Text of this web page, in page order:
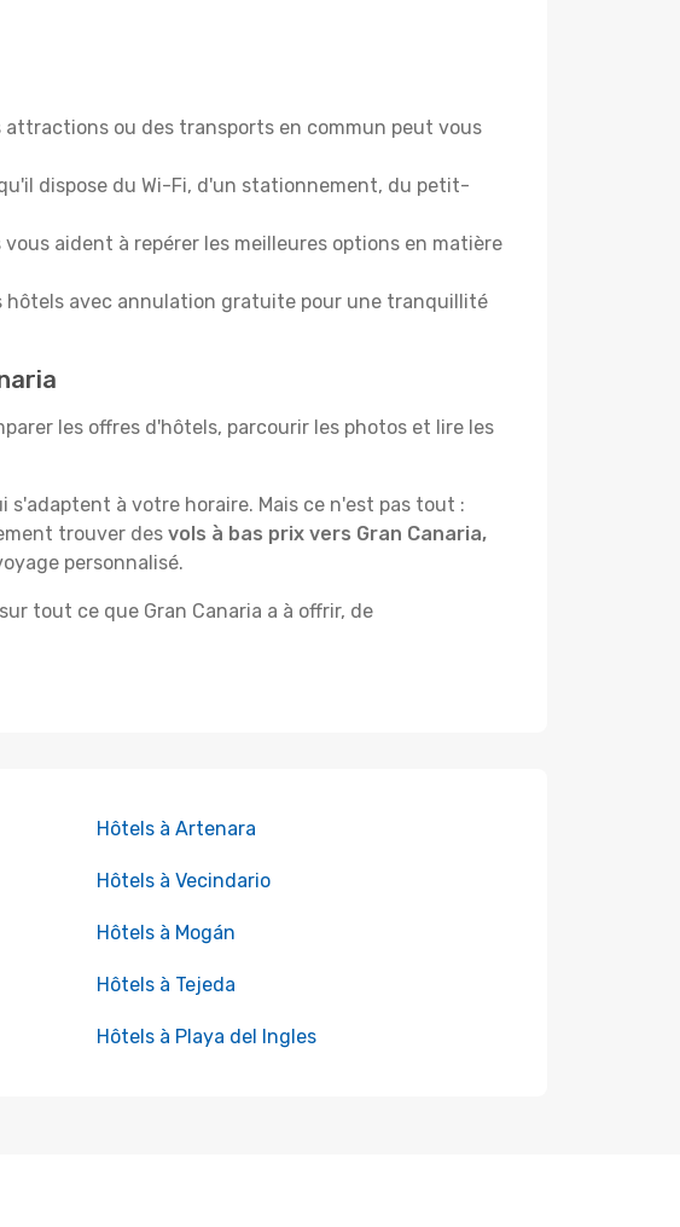
attractions ou des transports en commun peut vous
dispose du Wi-Fi, d'un stationnement, du petit-
aident à repérer les meilleures options en matière
hôtels avec annulation gratuite pour une tranquillité
les offres d'hôtels, parcourir les photos et lire les
s'adaptent à votre horaire. Mais ce n'est pas tout :
trouver des vols à bas prix vers Gran Canaria,
personnalisé.
tout ce que Gran Canaria a à offrir, de
Hôtels à Artenara
Hôtels à Vecindario
Hôtels à Mogán
Hôtels à Tejeda
Hôtels à Playa del Ingles